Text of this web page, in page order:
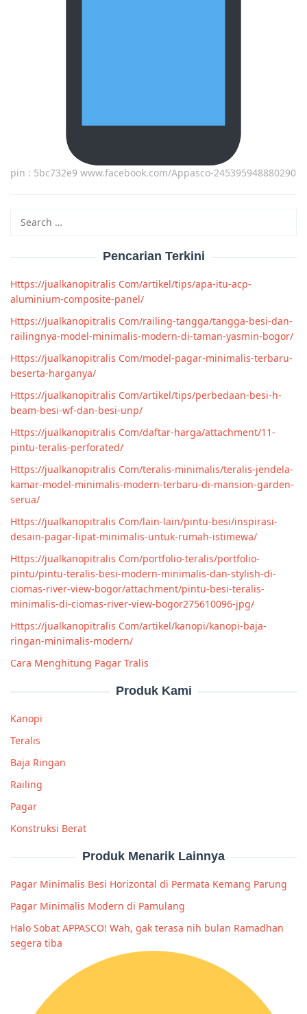
pin : 5bc732e9 www.facebook.com/Appasco-245395948880290
Pencarian Terkini
Https://jualkanopitralis Com/artikel/tips/apa-itu-acp-
aluminium-composite-panel/
Https://jualkanopitralis Com/railing-tangga/tangga-besi-dan-
railingnya-model-minimalis-modern-di-taman-yasmin-bogor/
Https://jualkanopitralis Com/model-pagar-minimalis-terbaru-
beserta-harganya/
Https://jualkanopitralis Com/artikel/tips/perbedaan-besi-h-
beam-besi-wf-dan-besi-unp/
Https://jualkanopitralis Com/daftar-harga/attachment/11-
pintu-teralis-perforated/
Https://jualkanopitralis Com/teralis-minimalis/teralis-jendela-
kamar-model-minimalis-modern-terbaru-di-mansion-garden-
serua/
Https://jualkanopitralis Com/lain-lain/pintu-besi/inspirasi-
desain-pagar-lipat-minimalis-untuk-rumah-istimewa/
Https://jualkanopitralis Com/portfolio-teralis/portfolio-
pintu/pintu-teralis-besi-modern-minimalis-dan-stylish-di-
ciomas-river-view-bogor/attachment/pintu-besi-teralis-
minimalis-di-ciomas-river-view-bogor275610096-jpg/
Https://jualkanopitralis Com/artikel/kanopi/kanopi-baja-
ringan-minimalis-modern/
Cara Menghitung Pagar Tralis
Produk Kami
Kanopi
Teralis
Baja Ringan
Railing
Pagar
Konstruksi Berat
Produk Menarik Lainnya
Pagar Minimalis Besi Horizontal di Permata Kemang Parung
Pagar Minimalis Modern di Pamulang
Halo Sobat APPASCO! Wah, gak terasa nih bulan Ramadhan
segera tiba